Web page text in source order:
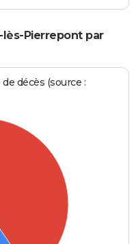
lès-Pierrepont par
décès (source :